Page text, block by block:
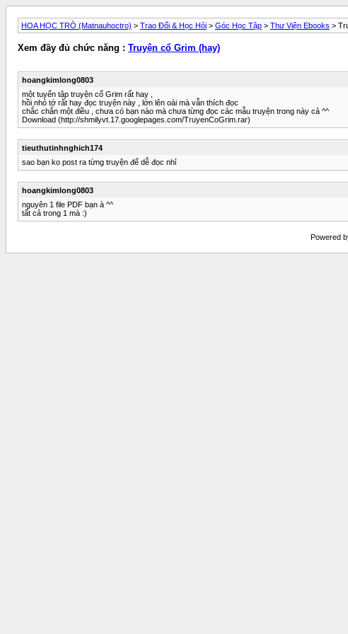
HOA HỌC TRÒ (Matnauhoctro) > Trao Đổi & Học Hỏi > Góc Học Tập > Thư Viện Ebooks >
Xem đầy đủ chức năng : Truyện cổ Grim (hay)
hoangkimlong0803
một tuyển tập truyện cổ Grim rất hay ,
hồi nhỏ tớ rất hay đọc truyện này , lớn lên oài mà vẫn thích đọc
chắc chắn một điều , chưa có bạn nào mà chưa từng đọc các mẫu truyện trong này cả ^^
Download (http://shmilyvt.17.googlepages.com/TruyenCoGrim.rar)
tieuthutinhnghich174
sao bạn ko post ra từng truyện để dễ đọc nhỉ
hoangkimlong0803
nguyên 1 file PDF bạn à ^^
tất cả trong 1 mà :)
Powered